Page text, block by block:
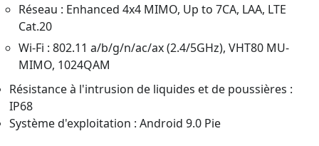
Réseau : Enhanced 4x4 MIMO, Up to 7CA, LAA, LTE
Cat.20
Wi-Fi : 802.11 a/b/g/n/ac/ax (2.4/5GHz), VHT80 MU-
MIMO, 1024QAM
Résistance à l'intrusion de liquides et de poussières :
IP68
Système d'exploitation : Android 9.0 Pie